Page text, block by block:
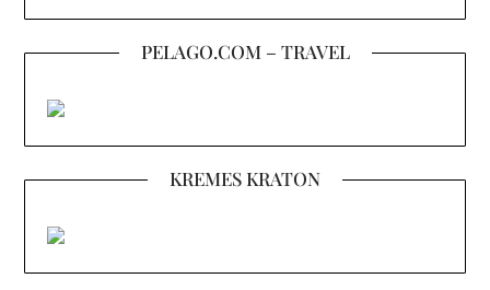
PELAGO.COM – TRAVEL
KREMES KRATON